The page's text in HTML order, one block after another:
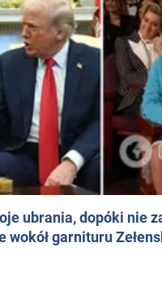
ubrania, dopóki nie
garnituru